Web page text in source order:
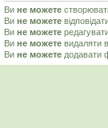
Ви не можете
Ви не можете
Ви не можете
Ви не можете видаляти
Ви не можете додавати